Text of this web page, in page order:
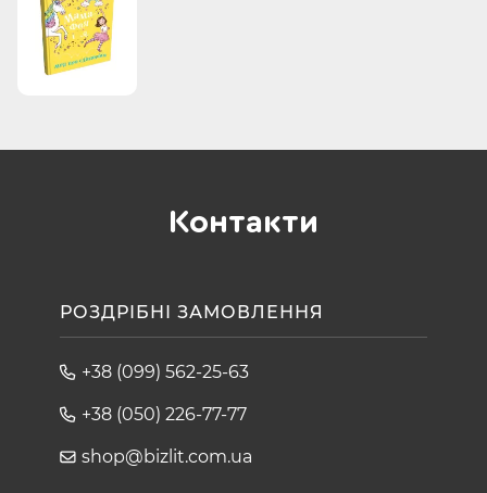
Контакти
РОЗДРІБНІ ЗАМОВЛЕННЯ
+38 (099) 562-25-63
+38 (050) 226-77-77
shop@bizlit.com.ua